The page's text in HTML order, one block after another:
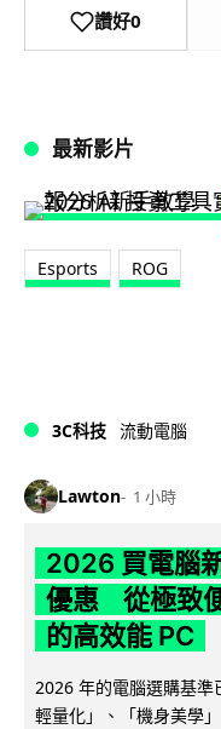
讚好0
最新影片
Esports ROG
3C科技 流動電腦
Lawton 1 小時
2026 買電腦
優惠 從極致
的高效能 PC
2026 年的電腦選購基
輕量化」、「機身美學